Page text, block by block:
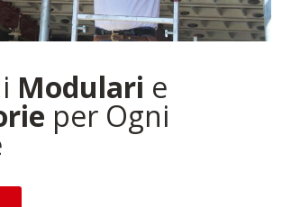
Modulari e
per Ogni